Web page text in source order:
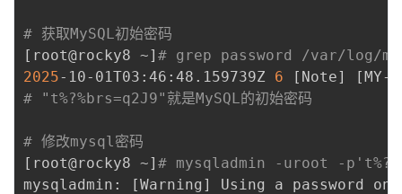
# 获取MySQL初始密码
[ root@rocky8 ~] # grep password /var/log/
2025-10-01T03:46:48.159739Z 6 [ Note] [MY-
# "t%?%brs=q2J9"就是MySQL的初始密码
# 修改mysql密码
[ root@rocky8 ~] # mysqladmin -uroot -
mysqladmin:
[Warning ]
Using a password